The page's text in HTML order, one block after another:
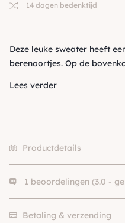
14 dagen bedenktijd
Deze leuke sweater heeft
berenoortjes. Op de
Lees verder
Productdetails
Size
Merk
Kleur
1 beoordelingen (3.0 -
Betaling & verzending